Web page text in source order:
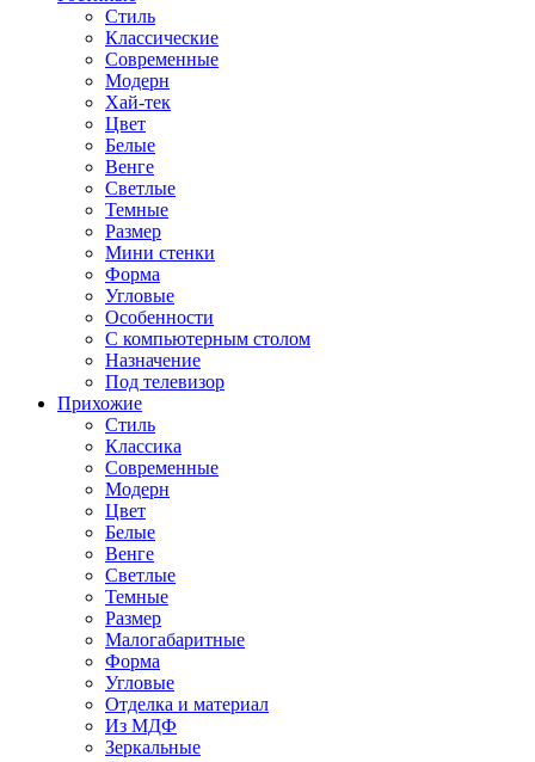
Стиль
Классические
Современные
Модерн
Хай-тек
Цвет
Белые
Венге
Светлые
Темные
Размер
Мини стенки
Форма
Угловые
Особенности
С компьютерным столом
Назначение
Под телевизор
Прихожие
Стиль
Классика
Современные
Модерн
Цвет
Белые
Венге
Светлые
Темные
Размер
Малогабаритные
Форма
Угловые
Отделка и материал
Из МДФ
Зеркальные